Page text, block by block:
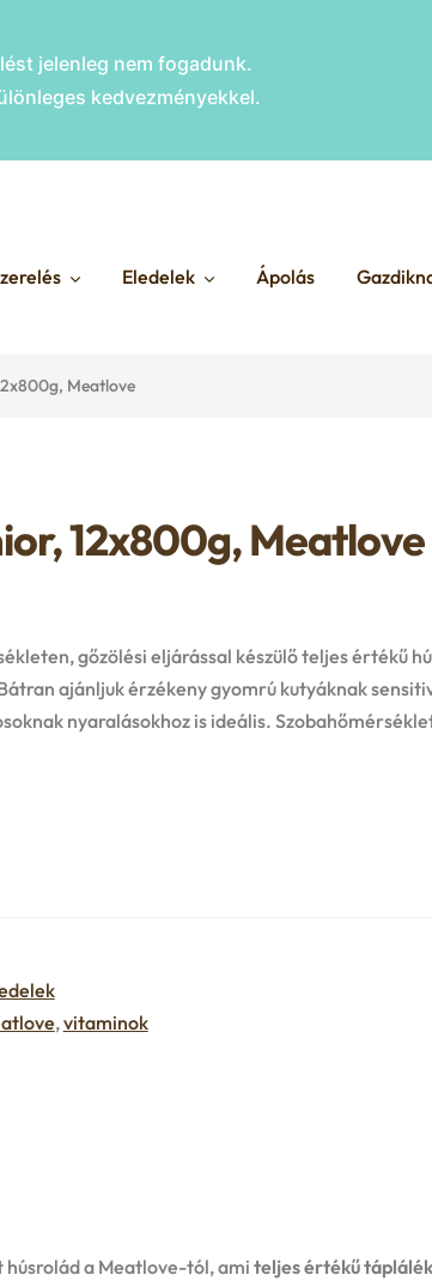
jelenleg nem fogadunk.
kedvezményekkel.
Eledelek Ápolás
Meatlove
12x800g, Meatlove
gőzölési eljárással készülő teljes értékű
ajánljuk érzékeny gyomrú kutyáknak
nyaralásokhoz is ideális.
,vitaminok
a Meatlove-tól, amiteljes értékű táplálék